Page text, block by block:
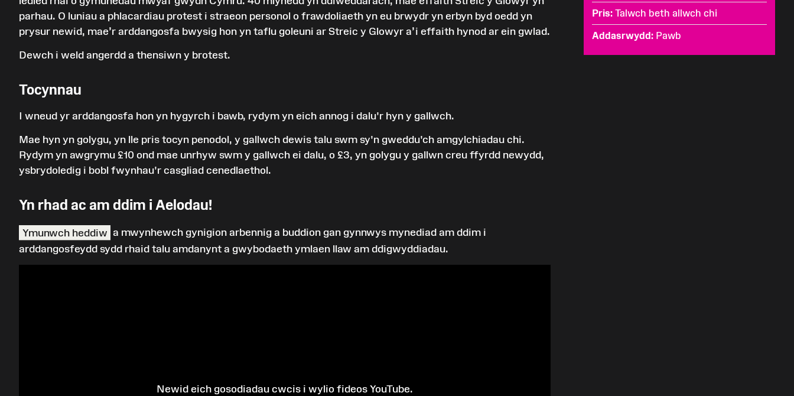
Pris Talwch beth allwch chi
Addasrwydd Pawb
parhau. O luniau a phlacardiau protest i straeon personol o frawdoliaeth yn eu brwydr yn erbyn byd oedd yn
prysur newid, mae’r arddangosfa bwysig hon yn taflu goleuni ar Streic y Glowyr a’i effaith hynod ar ein gwlad.
Dewch i weld angerdd a thensiwn y brotest.
Tocynnau
I wneud yr arddangosfa hon yn hygyrch i bawb, rydym yn eich annog i dalu'r hyn y gallwch.
Mae hyn yn golygu, yn lle pris tocyn penodol, y gallwch dewis talu swm sy'n gweddu'ch amgylchiadau chi.
Rydym yn awgrymu £10 ond mae unrhyw swm y gallwch ei dalu, o £3, yn golygu y gallwn creu ffyrdd newydd,
ysbrydoledig i bobl fwynhau'r casgliad cenedlaethol.
Yn rhad ac am ddim i Aelodau!
Ymunwch heddiw a mwynhewch gynigion arbennig a buddion gan gynnwys mynediad am ddim i
arddangosfeydd sydd rhaid talu amdanynt a gwybodaeth ymlaen llaw am ddigwyddiadau.
Newid eich gosodiadau cwcis i wylio fideos YouTube.